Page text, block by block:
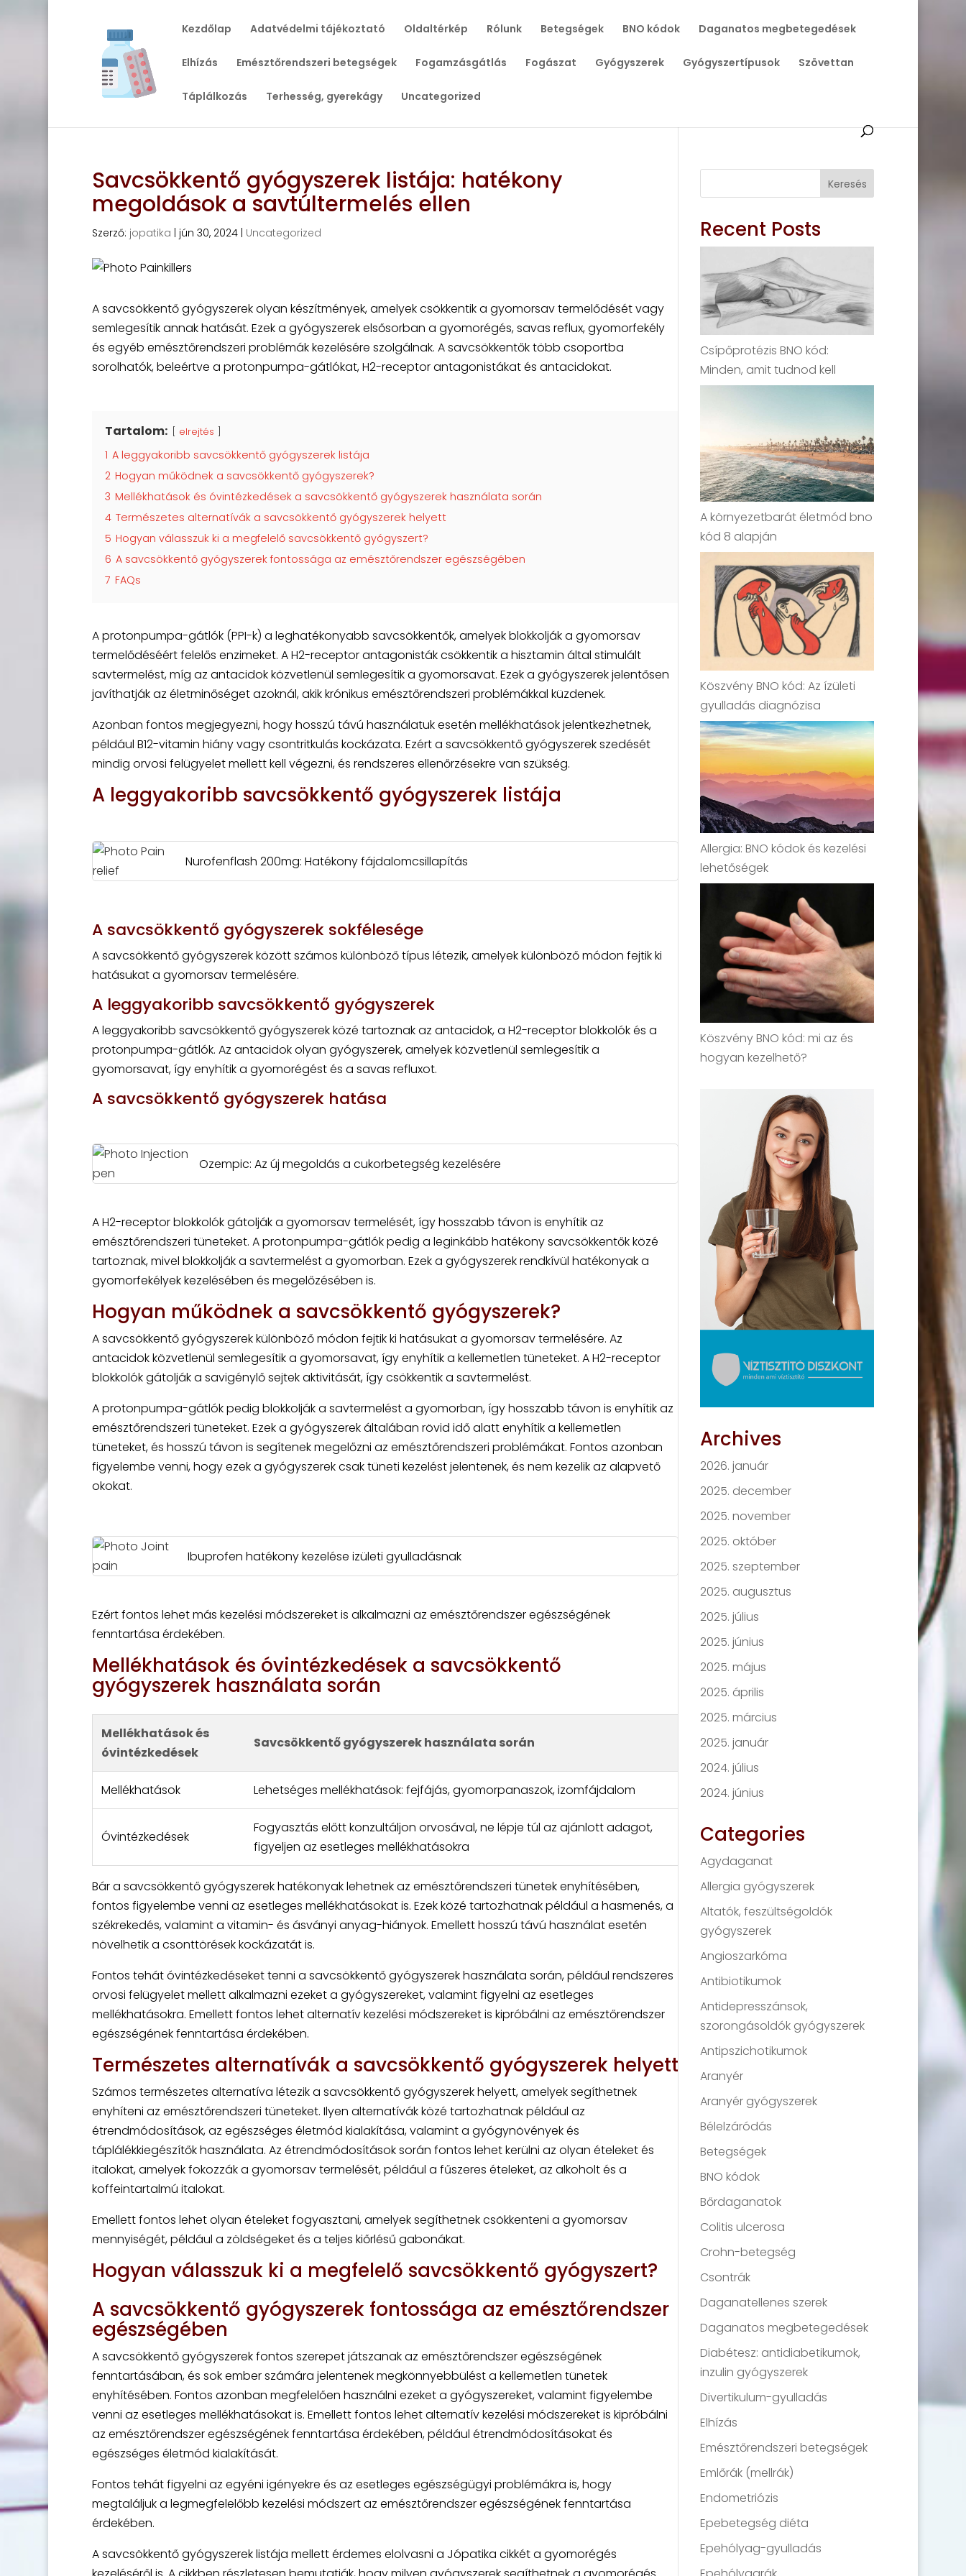
Kezdőlap Adatvédelmi tájékoztató Oldaltérkép Rólunk Betegségek BNO kódok Daganatos megbetegedések
Elhízás Emésztőrendszeri betegségek Fogamzásgátlás Fogászat Gyógyszerek Gyógyszertípusok Szövettan
Táplálkozás Terhesség, gyerekágy Uncategorized
Savcsökkentő gyógyszerek listája: hatékony
megoldások a savtúltermelés ellen
Szerző: jopatika jún 30, 2024| Uncategorized
A savcsökkentő gyógyszerek olyan készítmények, amelyek csökkentik a gyomorsav termelődését vagy
semlegesítik annak hatását. Ezek a gyógyszerek elsősorban a gyomorégés, savas reflux, gyomorfekély
és egyéb emésztőrendszeri problémák kezelésére szolgálnak. A savcsökkentők több csoportba
sorolhatók, beleértve a protonpumpa-gátlókat, H2-receptor antagonistákat és antacidokat.
Tartalom: elrejtés
1 A leggyakoribb savcsökkentő gyógyszerek listája
2 Hogyan működnek a savcsökkentő gyógyszerek?
3 Mellékhatások és óvintézkedések a savcsökkentő gyógyszerek használata során
4 Természetes alternatívák a savcsökkentő gyógyszerek helyett
5 Hogyan válasszuk ki a megfelelő savcsökkentő gyógyszert?
6 A savcsökkentő gyógyszerek fontossága az emésztőrendszer egészségében
7 FAQs
A protonpumpa-gátlók (PPI-k) a leghatékonyabb savcsökkentők, amelyek blokkolják a gyomorsav
termelődéséért felelős enzimeket. A H2-receptor antagonisták csökkentik a hisztamin által stimulált
savtermelést, míg az antacidok közvetlenül semlegesítik a gyomorsavat. Ezek a gyógyszerek jelentősen
javíthatják az életminőséget azoknál, akik krónikus emésztőrendszeri problémákkal küzdenek.
Azonban fontos megjegyezni, hogy hosszú távú használatuk esetén mellékhatások jelentkezhetnek,
például B12-vitamin hiány vagy csontritkulás kockázata. Ezért a savcsökkentő gyógyszerek szedését
mindig orvosi felügyelet mellett kell végezni, és rendszeres ellenőrzésekre van szükség.
A leggyakoribb savcsökkentő gyógyszerek listája
Nurofenflash 200mg: Hatékony fájdalomcsillapítás
A savcsökkentő gyógyszerek sokfélesége
A savcsökkentő gyógyszerek között számos különböző típus létezik, amelyek különböző módon fejtik ki
hatásukat a gyomorsav termelésére.
A leggyakoribb savcsökkentő gyógyszerek
A leggyakoribb savcsökkentő gyógyszerek közé tartoznak az antacidok, a H2-receptor blokkolók és a
protonpumpa-gátlók. Az antacidok olyan gyógyszerek, amelyek közvetlenül semlegesítik a
gyomorsavat, így enyhítik a gyomorégést és a savas refluxot.
A savcsökkentő gyógyszerek hatása
Ozempic: Az új megoldás a cukorbetegség kezelésére
A H2-receptor blokkolók gátolják a gyomorsav termelését, így hosszabb távon is enyhítik az
emésztőrendszeri tüneteket. A protonpumpa-gátlók pedig a leginkább hatékony savcsökkentők közé
tartoznak, mivel blokkolják a savtermelést a gyomorban. Ezek a gyógyszerek rendkívül hatékonyak a
gyomorfekélyek kezelésében és megelőzésében is.
Hogyan működnek a savcsökkentő gyógyszerek?
A savcsökkentő gyógyszerek különböző módon fejtik ki hatásukat a gyomorsav termelésére. Az
antacidok közvetlenül semlegesítik a gyomorsavat, így enyhítik a kellemetlen tüneteket. A H2-receptor
blokkolók gátolják a savigénylő sejtek aktivitását, így csökkentik a savtermelést.
A protonpumpa-gátlók pedig blokkolják a savtermelést a gyomorban, így hosszabb távon is enyhítik az
emésztőrendszeri tüneteket. Ezek a gyógyszerek általában rövid idő alatt enyhítik a kellemetlen
tüneteket, és hosszú távon is segítenek megelőzni az emésztőrendszeri problémákat. Fontos azonban
figyelembe venni, hogy ezek a gyógyszerek csak tüneti kezelést jelentenek, és nem kezelik az alapvető
okokat.
Ibuprofen hatékony kezelése izületi gyulladásnak
Ezért fontos lehet más kezelési módszereket is alkalmazni az emésztőrendszer egészségének
fenntartása érdekében.
Mellékhatások és óvintézkedések a savcsökkentő
gyógyszerek használata során
Mellékhatások és
óvintézkedések
Savcsökkentő gyógyszerek használata során
Mellékhatások Lehetséges mellékhatások: fejfájás, gyomorpanaszok, izomfájdalom
Óvintézkedések
Fogyasztás előtt konzultáljon orvosával, ne lépje túl az ajánlott adagot,
figyeljen az esetleges mellékhatásokra
Bár a savcsökkentő gyógyszerek hatékonyak lehetnek az emésztőrendszeri tünetek enyhítésében,
fontos figyelembe venni az esetleges mellékhatásokat is. Ezek közé tartozhatnak például a hasmenés, a
székrekedés, valamint a vitamin- és ásványi anyag-hiányok. Emellett hosszú távú használat esetén
növelhetik a csonttörések kockázatát is.
Fontos tehát óvintézkedéseket tenni a savcsökkentő gyógyszerek használata során, például rendszeres
orvosi felügyelet mellett alkalmazni ezeket a gyógyszereket, valamint figyelni az esetleges
mellékhatásokra. Emellett fontos lehet alternatív kezelési módszereket is kipróbálni az emésztőrendszer
egészségének fenntartása érdekében.
Természetes alternatívák a savcsökkentő gyógyszerek helyett
Számos természetes alternatíva létezik a savcsökkentő gyógyszerek helyett, amelyek segíthetnek
enyhíteni az emésztőrendszeri tüneteket. Ilyen alternatívák közé tartozhatnak például az
étrendmódosítások, az egészséges életmód kialakítása, valamint a gyógynövények és
táplálékkiegészítők használata. Az étrendmódosítások során fontos lehet kerülni az olyan ételeket és
italokat, amelyek fokozzák a gyomorsav termelését, például a fűszeres ételeket, az alkoholt és a
koffeintartalmú italokat.
Emellett fontos lehet olyan ételeket fogyasztani, amelyek segíthetnek csökkenteni a gyomorsav
mennyiségét, például a zöldségeket és a teljes kiőrlésű gabonákat.
Hogyan válasszuk ki a megfelelő savcsökkentő gyógyszert?
A savcsökkentő gyógyszerek fontossága az emésztőrendszer
egészségében
A savcsökkentő gyógyszerek fontos szerepet játszanak az emésztőrendszer egészségének
fenntartásában, és sok ember számára jelentenek megkönnyebbülést a kellemetlen tünetek
enyhítésében. Fontos azonban megfelelően használni ezeket a gyógyszereket, valamint figyelembe
venni az esetleges mellékhatásokat is. Emellett fontos lehet alternatív kezelési módszereket is kipróbálni
az emésztőrendszer egészségének fenntartása érdekében, például étrendmódosításokat és
egészséges életmód kialakítását.
Fontos tehát figyelni az egyéni igényekre és az esetleges egészségügyi problémákra is, hogy
megtaláljuk a legmegfelelőbb kezelési módszert az emésztőrendszer egészségének fenntartása
érdekében.
A savcsökkentő gyógyszerek listája mellett érdemes elolvasni a Jópatika cikkét a gyomorégés
Keresés
Recent Posts
Csípőprotézis BNO kód:
Minden, amit tudnod kell
A környezetbarát életmód bno
kód 8 alapján
Köszvény BNO kód: Az ízületi
gyulladás diagnózisa
Allergia: BNO kódok és kezelési
lehetőségek
Köszvény BNO kód: mi az és
hogyan kezelhető?
Archives
2026. január
2025. december
2025. november
2025. október
2025. szeptember
2025. augusztus
2025. július
2025. június
2025. május
2025. április
2025. március
2025. január
2024. július
2024. június
Categories
Agydaganat
Allergia gyógyszerek
Altatók, feszültségoldók
gyógyszerek
Angioszarkóma
Antibiotikumok
Antidepresszánsok,
szorongásoldók gyógyszerek
Antipszichotikumok
Aranyér
Aranyér gyógyszerek
Bélelzáródás
Betegségek
BNO kódok
Bőrdaganatok
Colitis ulcerosa
Crohn-betegség
Csontrák
Daganatellenes szerek
Daganatos megbetegedések
Diabétesz: antidiabetikumok,
inzulin gyógyszerek
Divertikulum-gyulladás
Elhízás
Emésztőrendszeri betegségek
Emlőrák (mellrák)
Endometriózis
Epebetegség diéta
Epehólyag-gyulladás